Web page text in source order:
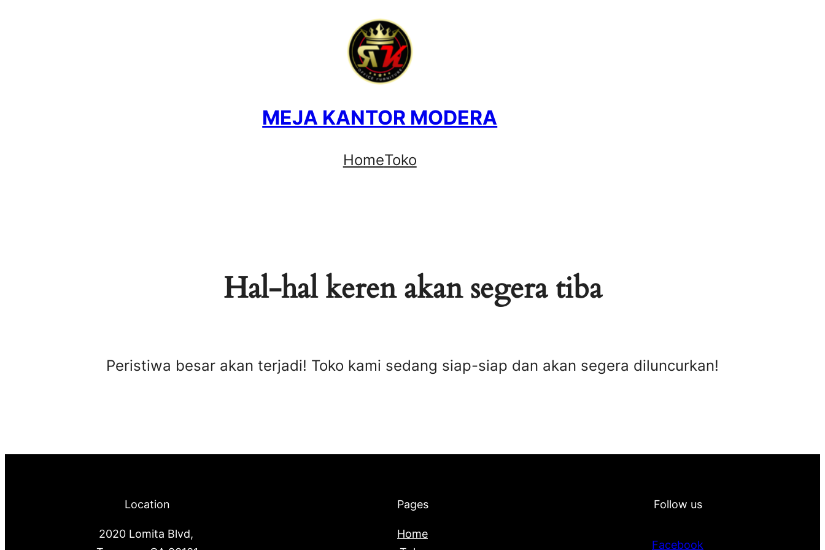
MEJA KANTOR MODERA
HomeToko
Hal-hal keren akan segera tiba
Peristiwa besar akan terjadi! Toko kami sedang siap-siap dan akan segera diluncurkan!
Location
2020 Lomita Blvd,
Pages
Home
Follow us
Facebook